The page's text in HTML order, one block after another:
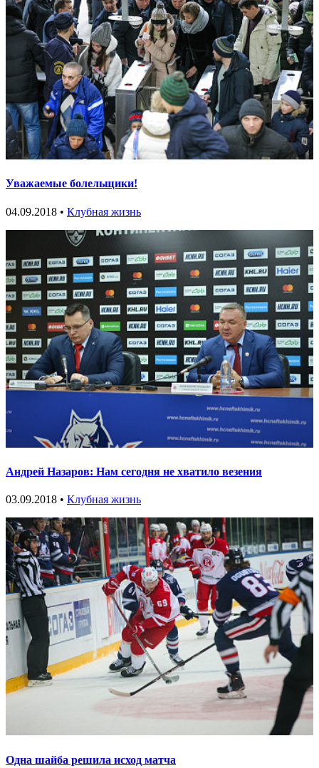
Уважаемые болельщики!
04.09.2018 • Клубная жизнь
Андрей Назаров: Нам сегодня не хватило везения
03.09.2018 • Клубная жизнь
Одна шайба решила исход матча